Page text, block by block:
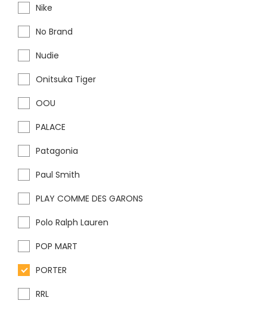
Nike
No Brand
Nudie
Onitsuka Tiger
OOU
PALACE
Patagonia
Paul Smith
PLAY COMME DES GARONS
Polo Ralph Lauren
POP MART
PORTER
RRL